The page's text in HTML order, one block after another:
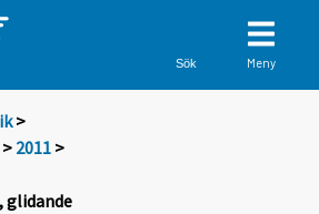
Sök Meny
>
> 2011 >
glidande